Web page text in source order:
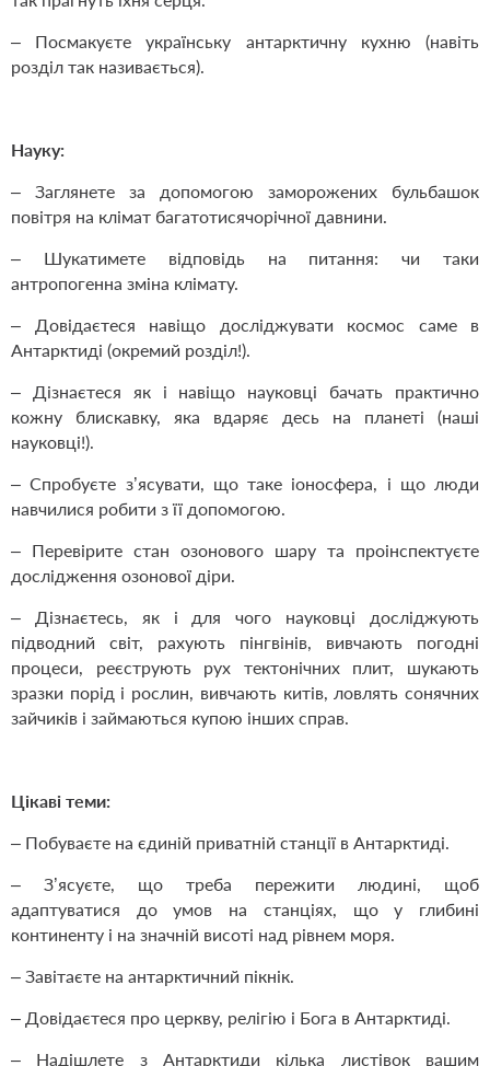
– Посмакуєте українську антарктичну кухню (навіть
розділ так називається).
Науку:
– Заглянете за допомогою заморожених бульбашок
повітря на клімат багатотисячорічної давнини.
– Шукатимете відповідь на питання: чи таки
антропогенна зміна клімату.
– Довідаєтеся навіщо досліджувати космос саме в
Антарктиді (окремий розділ!).
– Дізнаєтеся як і навіщо науковці бачать практично
кожну блискавку, яка вдаряє десь на планеті (наші
науковці!).
– Спробуєте з’ясувати, що таке іоносфера, і що люди
навчилися робити з її допомогою.
– Перевірите стан озонового шару та проінспектуєте
дослідження озонової діри.
– Дізнаєтесь, як і для чого науковці досліджують
підводний світ, рахують пінгвінів, вивчають погодні
процеси, реєструють рух тектонічних плит, шукають
зразки порід і рослин, вивчають китів, ловлять сонячних
зайчиків і займаються купою інших справ.
Цікаві теми:
– Побуваєте на єдиній приватній станції в Антарктиді.
– З’ясуєте, що треба пережити людині, щоб
адаптуватися до умов на станціях, що у глибині
континенту і на значній висоті над рівнем моря.
– Завітаєте на антарктичний пікнік.
– Довідаєтеся про церкву, релігію і Бога в Антарктиді.
– Надішлете з Антарктиди кілька листівок вашим